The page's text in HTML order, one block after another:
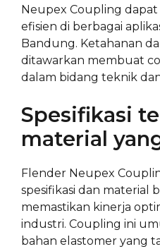
Neupex Coupling
efisien di berbagai
Bandung. Ketahanan
ditawarkan membuat
dalam bidang teknik
Spesifikasi
material
Flender Neupex
spesifikasi dan
memastikan kinerja
industri. Coupling ini
bahan elastomer yang